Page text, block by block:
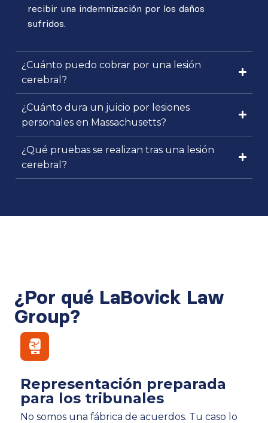
recibir una indemnización por los daños
sufridos.
¿Cuánto puedo cobrar por una lesión
cerebral?
¿Cuánto dura un juicio por lesiones
personales en Massachusetts?
¿Qué pruebas se realizan tras una lesión
cerebral?
¿Por qué LaBovick Law
Group?
Representación preparada
para los tribunales
No somos una fábrica de acuerdos. Tu caso lo